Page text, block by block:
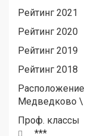
Рейтинг 2021
Рейтинг 2020
Рейтинг 2019
Рейтинг 2018
Расположение
Медведково \
Проф. классы
***